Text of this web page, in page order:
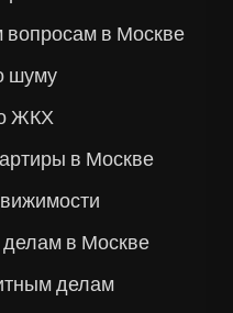
в Москве
шуму
ЖКХ
в Москве
в Москве
делам